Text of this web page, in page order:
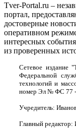
Tver-Portal.ru –
портал,
достоверные
оперативном
интересных
из проверенных
Сетевое издание
Федеральной
технологий и
номер Эл № ФС 77
Учредитель:
Главный